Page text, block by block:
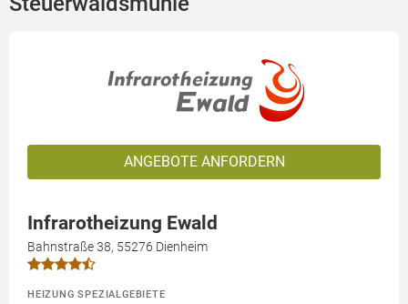
ANGEBOTE ANFORDERN
Infrarotheizung Ewald
Bahnstraße 38, 55276 Dienheim
HEIZUNG SPEZIALGEBIETE